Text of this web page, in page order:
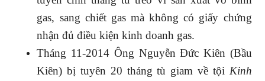
gas, sang chiết gas mà không có giấy chứng
nhận đủ điều kiện kinh doanh gas.
Tháng 11-2014 Ông Nguyễn Đức Kiên (Bầu
Kiên) bị tuyên 20 tháng tù giam về tội Kinh